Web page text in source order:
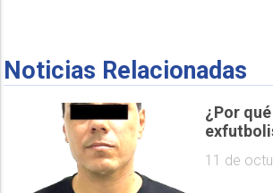
Noticias Relacionadas
¿Por
11 de